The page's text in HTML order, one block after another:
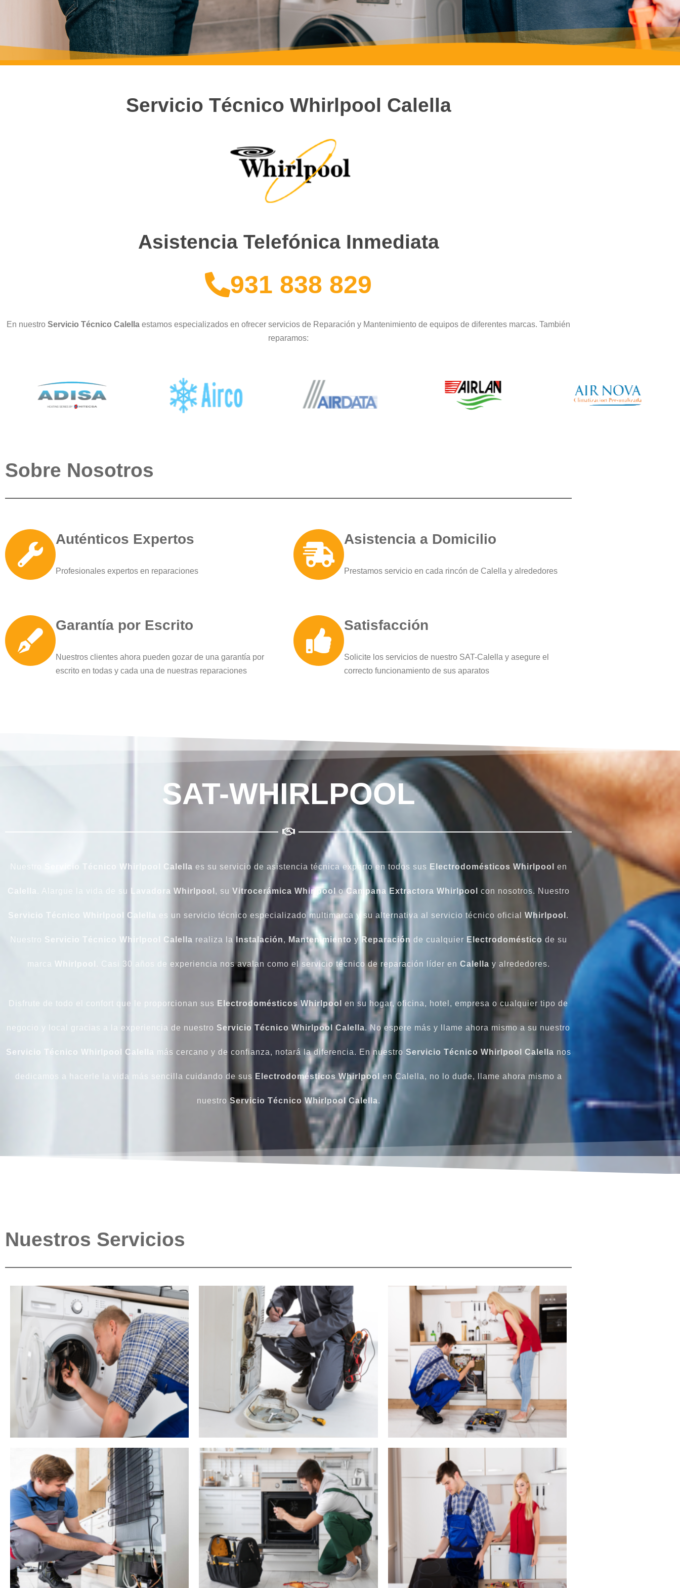
Servicio Técnico Whirlpool Calella
Asistencia Telefónica Inmediata
931 838 829
En nuestro Servicio Técnico Calella estamos especializados en ofrecer servicios de Reparación y Mantenimiento de equipos de diferentes marcas. También
reparamos:
Sobre Nosotros
Auténticos Expertos
Profesionales expertos en reparaciones
Asistencia a Domicilio
Prestamos servicio en cada rincón de Calella y alrededores
Garantía por Escrito
Nuestros clientes ahora pueden gozar de una garantía por
escrito en todas y cada una de nuestras reparaciones
Satisfacción
Solicite los servicios de nuestro SAT-Calella y asegure el
correcto funcionamiento de sus aparatos
SAT-WHIRLPOOL
Nuestro Servicio Técnico Whirlpool Calella es su servicio de asistencia técnica experto en todos sus Electrodomésticos Whirlpool en
Calella . Alargue la vida de su Lavadora Whirlpool , su Vitrocerámica WhirlpooloCampana Extractora Whirlpool con nosotros. Nuestro
Servicio Técnico Whirlpool Calella es un servicio técnico especializado multimarca y su alternativa al servicio técnico oficial Whirlpool .
Nuestro Servicio Técnico Whirlpool Calella realiza laInstalación, Mantenimiento y Reparación de cualquier Electrodoméstico de su
marca Whirlpool . Casi 30 años de experiencia nos avalan como el servicio técnico de reparación líder en Calella y alrededores.
Disfrute de todo el confort que le proporcionan sus Electrodomésticos Whirlpool en su hogar, oficina, hotel, empresa o cualquier tipo de
negocio y local gracias a la experiencia de nuestro Servicio Técnico Whirlpool Calella. No espere más y llame ahora mismo a su nuestro
Servicio Técnico Whirlpool Calella más cercano y de confianza, notará la diferencia. En nuestro Servicio Técnico Whirlpool Calella nos
dedicamos a hacerle la vida más sencilla cuidando de sus Electrodomésticos Whirlpool en Calella, no lo dude, llame ahora mismo a
nuestroServicio Técnico Whirlpool Calella.
Nuestros Servicios